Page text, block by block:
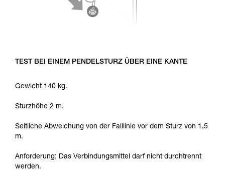
TEST BEI EINEM PENDELSTURZ ÜBER EINE KANTE
Gewicht 140 kg.
Sturzhöhe 2 m.
Seitliche Abweichung von der Falllinie vor dem Sturz von 1,5
m.
Anforderung: Das Verbindungsmittel darf nicht durchtrennt
werden.